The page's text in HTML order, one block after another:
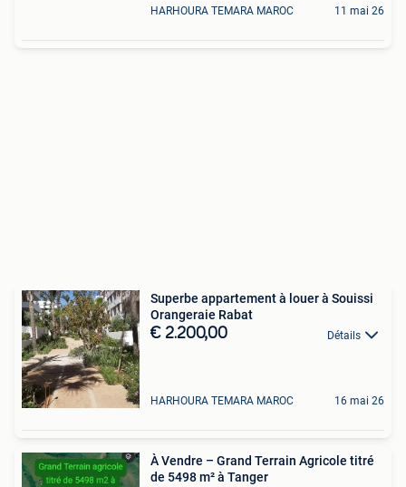
HARHOURA TEMARA MAROC 11 mai 26
Superbe appartement à louer à Souissi
Orangeraie Rabat
€ 2.200,00 Détails
HARHOURA TEMARA MAROC 16 mai 26
À Vendre – Grand Terrain Agricole titré
de 5498 m² à Tanger